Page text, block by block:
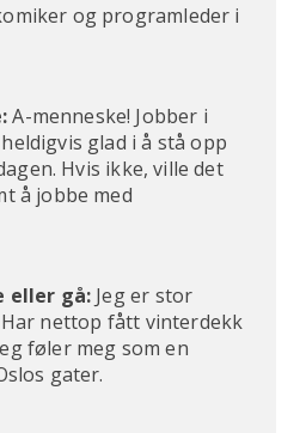
og programleder i
A-menneske! Jobber i
glad i å stå opp
Hvis ikke, ville det
å jobbe med
eller gå: Jeg er stor
nettop fått vinterdekk
føler meg som en
gater.